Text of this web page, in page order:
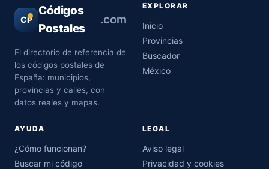
CP
Códigos
Postales
.com
El directorio de referencia de
los códigos postales de
España: municipios,
provincias y calles, con
datos reales y mapas.
EXPLORAR
Inicio
Provincias
Buscador
México
AYUDA
¿Cómo funcionan?
Buscar mi código
LEGAL
Aviso legal
Privacidad y cookies